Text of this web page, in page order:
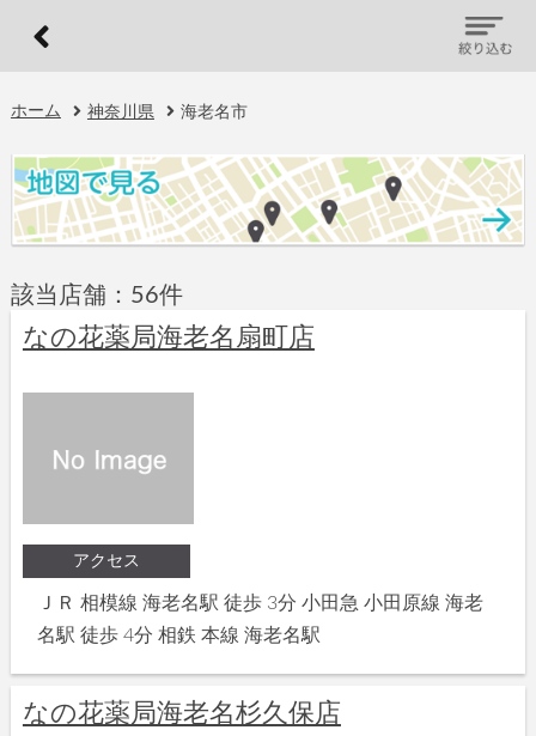
ホーム 神奈川県 海老名市
該当店舗：56件
なの花薬局海老名扇町店
アクセス
ＪＲ 相模線 海老名駅 徒歩 3分 小田急 小田原線 海老
名駅 徒歩 4分 相鉄 本線 海老名駅
なの花薬局海老名杉久保店